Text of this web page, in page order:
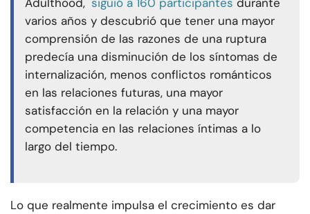
varios años y descubrió que tener una mayor
comprensión de las razones de una ruptura
predecía una disminución de los síntomas de
internalización, menos conflictos románticos
en las relaciones futuras, una mayor
satisfacción en la relación y una mayor
competencia en las relaciones íntimas a lo
largo del tiempo.
Lo que realmente impulsa el crecimiento es dar